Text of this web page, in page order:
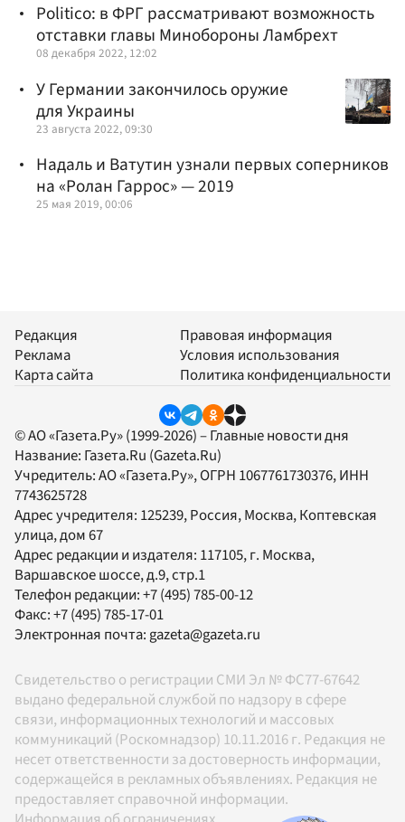
Politico: в ФРГ рассматривают возможность
отставки главы Минобороны Ламбрехт
08 декабря 2022, 12:02
У Германии закончилось оружие
для Украины
23 августа 2022, 09:30
Надаль и Ватутин узнали первых соперников
на «Ролан Гаррос» — 2019
25 мая 2019, 00:06
Редакция
Реклама
Карта сайта
Правовая информация
Условия использования
Политика конфиденциальности
© АО «Газета.Ру» (1999-2026) – Главные новости дня
Название: Газета.Ru (Gazeta.Ru)
Учредитель:АО «Газета.Ру», ОГРН 1067761730376, ИНН
7743625728
Адрес учредителя: 125239, Россия, Москва, Коптевская
улица, дом 67
Адрес редакции и издателя: 117105, г. Москва,
Варшавское шоссе, д.9, стр.1
Телефон редакции:+7 (495) 785-00-12
Факс:+7 (495) 785-17-01
Электронная почта: gazeta@gazeta.ru
Свидетельство о регистрации СМИ Эл № ФС77-67642
выдано федеральной службой по надзору в сфере
связи, информационных технологий и массовых
коммуникаций (Роскомнадзор) 10.11.2016 г. Редакция не
несет ответственности за достоверность информации,
содержащейся в рекламных объявлениях. Редакция не
предоставляет справочной информации.